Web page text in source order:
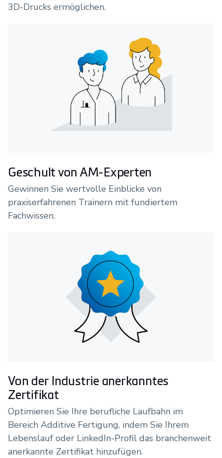
3D-Drucks ermöglichen.
Geschult von AM-Experten
Gewinnen Sie wertvolle Einblicke von
praxiserfahrenen Trainern mit fundiertem
Fachwissen.
Von der Industrie anerkanntes
Zertifikat
Optimieren Sie Ihre berufliche Laufbahn im
Bereich Additive Fertigung, indem Sie Ihrem
Lebenslauf oder LinkedIn-Profil das branchenweit
anerkannte Zertifikat hinzufügen.